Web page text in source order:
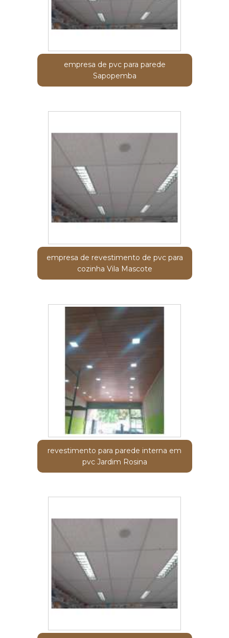
empresa de pvc para parede
Sapopemba
empresa de revestimento de pvc para
cozinha Vila Mascote
revestimento para parede interna em
pvc Jardim Rosina